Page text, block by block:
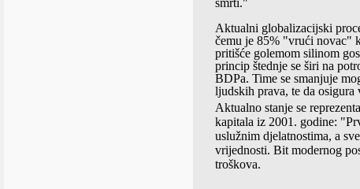
smrti."
Aktualni globalizacijski
čemu je 85% "vrući novac"
pritišće golemom silinom
princip štednje se širi na
BDPa. Time se smanjuje
ljudskih prava, te da osigura
Aktualno stanje se
kapitala iz 2001. godine:
uslužnim djelatnostima, a
vrijednosti. Bit modernog
troškova.